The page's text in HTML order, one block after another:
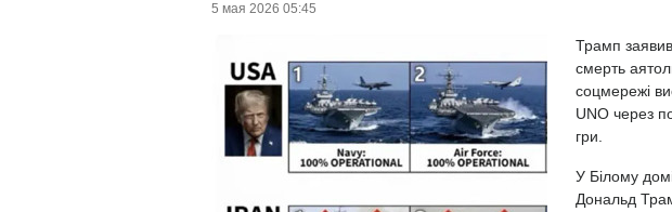
5 мая 2026 05:45
Трамп
смерть
соцмережі
UNO через
гри.
У Білому
Дональд